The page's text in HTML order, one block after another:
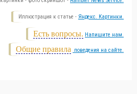
Иллюстрация к статье - Яндекс. Картинки.
Есть вопросы. Напишите нам.
Общие правила поведения на сайте.